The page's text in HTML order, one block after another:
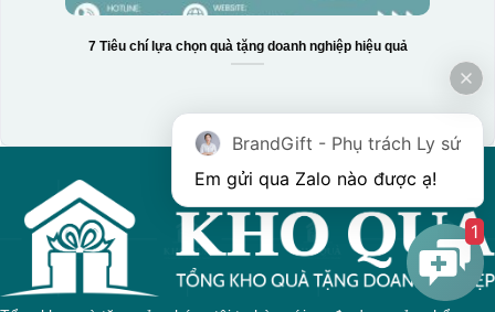
7 Tiêu chí lựa chọn quà tặng doanh nghiệp hiệu quả
BrandGift - Phụ trách Ly sứ
Em gửi qua Zalo nào được ạ!
1